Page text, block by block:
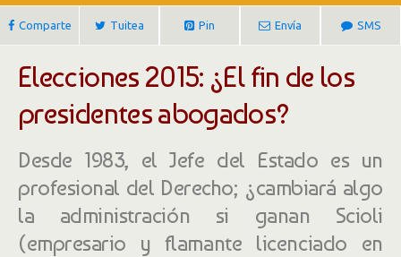
Comparte Tuitea Pin Envía SMS
Elecciones 2015: ¿El fin de los
presidentes abogados?
Desde 1983, el Jefe del Estado es un
profesional del Derecho; ¿cambiará algo
la administración si ganan Scioli
(empresario y flamante licenciado en